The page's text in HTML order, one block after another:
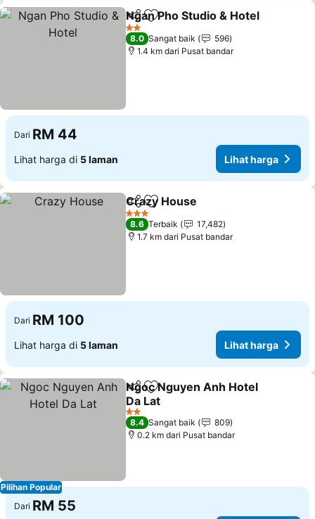
KongsiTambah ke favorit
Ngan Pho Studio & Hotel
2 Bintang
8.0 Sangat baik
596
1.4 km dari Pusat bandar
Dari RM 44
Lihat harga di 5 laman Lihat harga
KongsiTambah ke favorit
Crazy House
3 Bintang
8.6 Terbaik
17,482
1.7 km dari Pusat bandar
Dari RM 100
Lihat harga di 5 laman Lihat harga
Pilihan Popular
KongsiTambah ke favorit
Ngoc Nguyen Anh Hotel
Da Lat
Lihat harga
2 Bintang
8.4 Sangat baik
809
0.2 km dari Pusat bandar
Dari RM 55